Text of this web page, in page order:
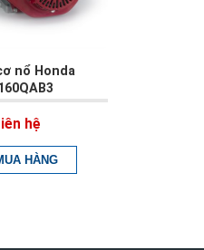
nổ Honda
hệ